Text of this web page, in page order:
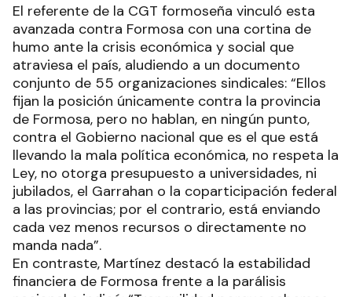
El referente de la CGT formoseña vinculó esta
avanzada contra Formosa con una cortina de
humo ante la crisis económica y social que
atraviesa el país, aludiendo a un documento
conjunto de 55 organizaciones sindicales: “Ellos
fijan la posición únicamente contra la provincia
de Formosa, pero no hablan, en ningún punto,
contra el Gobierno nacional que es el que está
llevando la mala política económica, no respeta la
Ley, no otorga presupuesto a universidades, ni
jubilados, el Garrahan o la coparticipación federal
a las provincias; por el contrario, está enviando
cada vez menos recursos o directamente no
manda nada”.
En contraste, Martínez destacó la estabilidad
financiera de Formosa frente a la parálisis